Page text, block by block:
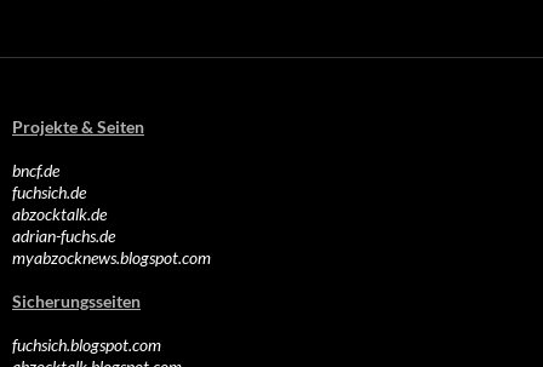
Projekte & Seiten
bncf.de
fuchsich.de
abzocktalk.de
adrian-fuchs.de
myabzocknews.blogspot.com
Sicherungsseiten
fuchsich.blogspot.com